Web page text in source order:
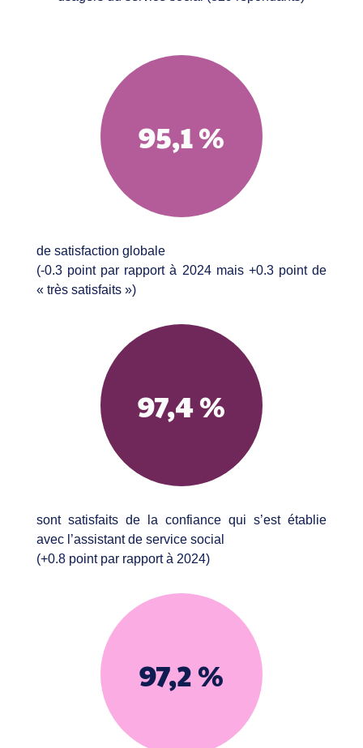
95,1 %
de satisfaction globale
(-0.3 point par rapport à 2024 mais +0.3 point de
« très satisfaits »)
97,4 %
sont satisfaits de la confiance qui s’est établie
avec l’assistant de service social
(+0.8 point par rapport à 2024)
97,2 %